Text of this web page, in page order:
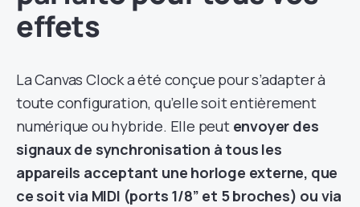
effets
La Canvas Clock a été conçue pour s’adapter à
toute configuration, qu’elle soit entièrement
numérique ou hybride. Elle peut envoyer des
signaux de synchronisation à tous les
appareils acceptant une horloge externe, que
ce soit via MIDI (ports 1/8” et 5 broches) ou via